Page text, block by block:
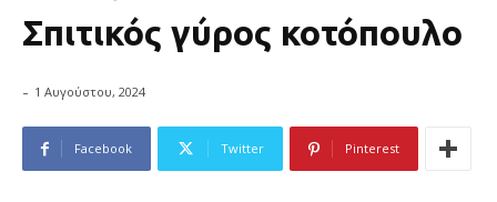
Σπιτικός γύρος κοτόπουλο
- 1 Αυγούστου, 2024
Facebook Twitter Pinterest